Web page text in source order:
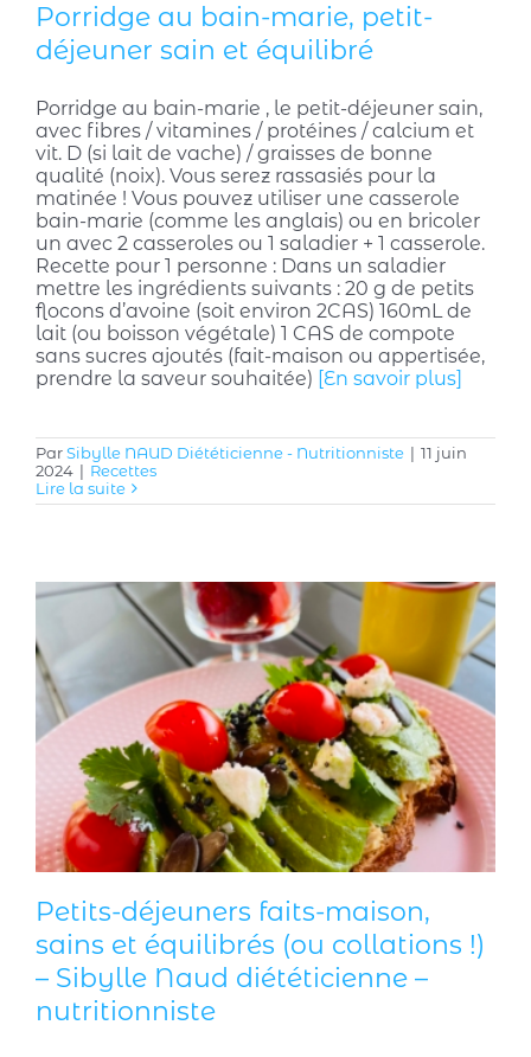
Porridge au bain-marie, petit-
déjeuner sain et équilibré
Porridge au bain-marie , le petit-déjeuner sain,
avec fibres / vitamines / protéines / calcium et
vit. D (si lait de vache) / graisses de bonne
qualité (noix). Vous serez rassasiés pour la
matinée ! Vous pouvez utiliser une casserole
bain-marie (comme les anglais) ou en bricoler
un avec 2 casseroles ou 1 saladier + 1 casserole.
Recette pour 1 personne : Dans un saladier
mettre les ingrédients suivants : 20 g de petits
flocons d’avoine (soit environ 2CAS) 160mL de
lait (ou boisson végétale) 1 CAS de compote
sans sucres ajoutés (fait-maison ou appertisée,
prendre la saveur souhaitée) [En savoir plus]
ParSibylle NAUD Diététicienne - Nutritionniste | 11 juin
2024 | Recettes
Lire la suite
Petits-déjeuners faits-maison,
sains et équilibrés (ou collations !)
– Sibylle Naud diététicienne –
nutritionniste